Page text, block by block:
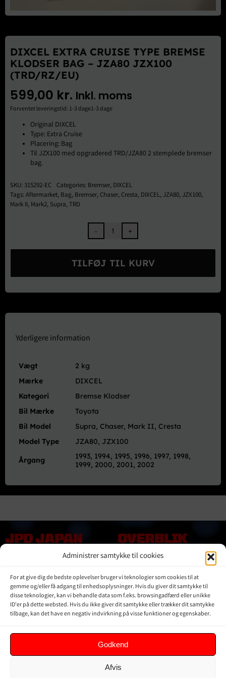
Administrer samtykke til cookies
For at give dig de bedste oplevelser bruger vi teknologier som cookies til at
gemme og/eller få adgang til enhedsoplysninger. Hvis du giver dit samtykke til
disse teknologier, kan vi behandle data som f.eks. browsingadfærd eller unikke
ID'er på dette websted. Hvis du ikke giver dit samtykke eller trækker dit samtykke
tilbage, kan det have en negativ indvirkning på visse funktioner og egenskaber.
Godkend
Afvis
DIXCEL EXTRA CRUISE TYPE BREMSE
KLODSER BAG – JZA80 JZX100
(TRD/RZ/EU)
599,00 kr. Inkl. moms
Forventet leveringstid: 1-3 dage1-3 dage
Original DIXCEL
Type: Extra Cruise
Placering: Bag
Til JZX100 med opgradered TRD/JZA80 2 stemplede bremser
bag.
SKU: 315292-EC Categories: Bremser, DIXCEL
Tags: Aftermarket, Bag, Bremser,Chaser,Cresta, DIXCEL, JZA80, JZX100,
Mark II, Mark2, Supra,TRD
DIXCEL
EXTRA
Cruise
Type
Bremse
Klodser
-
TILFØJ TIL KURV
Yderligere information
Vægt
2 kg
Mærke
DIXCEL
Kategori
Bremse Klodser
Bil Mærke
Toyota
Bil Model
Supra, Chaser, Mark II, Cresta
Model Type
JZA80, JZX100
Årgang
1993, 1994, 1995, 1996, 1997, 1998,
1999, 2000, 2001, 2002
JPD JAPAN
DENMARK
Kontakt Os
Om JPD Japan Denmark
Handelsbetingelser
Privat Politik
OVERBLIK
Online shop
Vores Mærker